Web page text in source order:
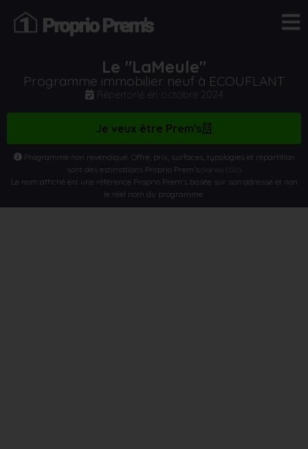
Le "LaMeule"
Programme immobilier neuf à ECOUFLANT
Répertorié en octobre 2024
Je veux être Prem's
Programme non revendiqué. Offre, prix, surfaces, typologies et répartition
sont des estimations Proprio Prem’s(Voir nos CGU)
Le nom affiché est une référence Proprio Prem’s basée sur son adresse et non
le réel nom du programme.